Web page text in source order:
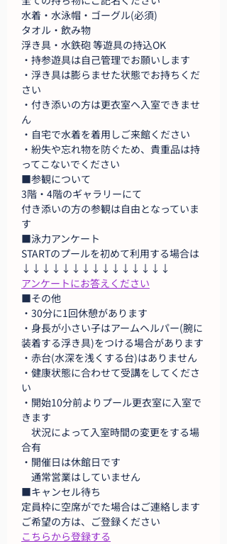
水着・水泳帽・ゴーグル(必須)
タオル・飲み物
浮き具・水鉄砲 等遊具の持込OK
・持参遊具は自己管理でお願いします
・浮き具は膨らませた状態でお持ちくだ
さい
・付き添いの方は更衣室へ入室できませ
ん
・自宅で水着を着用しご来館ください
・紛失や忘れ物を防ぐため、貴重品は持
ってこないでください
■参観について
3階・4階のギャラリーにて
付き添いの方の参観は自由となっていま
す
■泳力アンケート
STARTのプールを初めて利用する場合は
↓↓↓↓↓↓↓↓↓↓↓↓↓↓↓
アンケートにお答えください
■その他
・30分に1回休憩があります
・身長が小さい子はアームヘルパー(腕に
装着する浮き具)をつける場合があります
・赤台(水深を浅くする台)はありません
・健康状態に合わせて受講をしてくださ
い
・開始10分前よりプール更衣室に入室で
きます
状況によって入室時間の変更をする場
合有
・開催日は休館日です
通常営業はしていません
■キャンセル待ち
定員枠に空席がでた場合はご連絡します
ご希望の方は、ご登録ください
こちらから登録する